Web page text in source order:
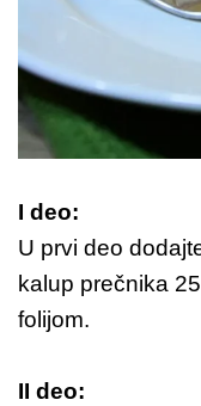
I deo:
U prvi deo
kalup prečnika
folijom.
II deo: